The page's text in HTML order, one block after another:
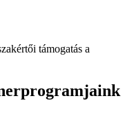
támogatás a